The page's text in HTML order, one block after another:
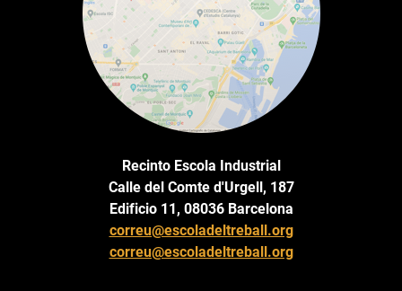
Recinto Escola Industrial
Calle del Comte d'Urgell, 187
Edificio 11, 08036 Barcelona
correu@escoladeltreball.org
correu@escoladeltreball.org